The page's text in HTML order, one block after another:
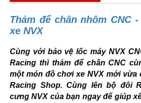
Thảm để chân nhôm CNC
xe NVX
Cùng với bảo vệ lốc máy NVX
Racing thì thảm để chân CNC
một món đồ chơi xe NVX mới vừa
Racing Shop. Cùng lên bộ đôi
cưng NVX của bạn ngay để giúp